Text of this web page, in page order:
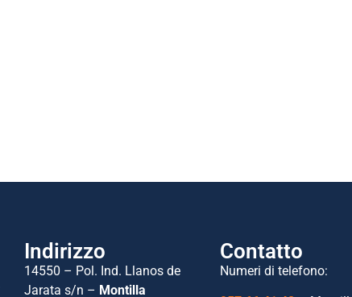
Indirizzo
14550 – Pol. Ind. Llanos de
Jarata s/n – Montilla
Contatto
Numeri di telefono: